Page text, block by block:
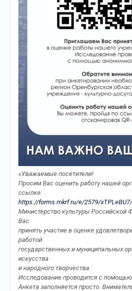
«Уважаемые посетители!
Просим Вас оценить работу нашей
ссылке:
https://forms.mkrf.ru/e/2579/
Министерство культуры Российской
Вас
принять участие в оценке
работой
государственных и муниципальных
искусства
и народного творчества.
Исследование проводится с
Анкета заполняется просто.